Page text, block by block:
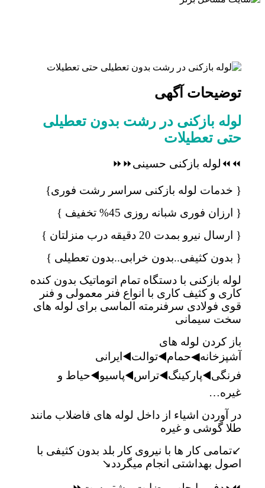
توضیحات آگهی
لوله بازکنی در رشت بدون تعطیلی
حتی تعطیلات
⏪⏪لوله بازکنی حسینی⏩⏩
{ خدمات لوله بازکنی سراسر رشت فوری}
{ ارزان فوری شبانه روزی 45% تخفیف }
{ ارسال نیرو بمدت 20 دقیقه درب منزلتان }
{ بدون کثیفی..بدون خرابی..بدون تعطیلی }
لوله بازکنی با دستگاه تمام اتوماتیک بدون کنده
کاری و کثیف کاری با انواع فنر معمولی و فنر
قوی فولادی سرفنرمته الماسی برای لوله های
سخت سیمانی
باز کردن لوله های
آشپزخانه◀حمام️◀️توالت◀️ایرانی
فرنگی◀️پارکینگ◀️تراس◀️پاسیو◀️حیاط و
غیره…
در آوردن اشیاء از داخل لوله های فاضلاب مانند
طلا گوشی و غیره
↙️تمامی کار ها با نیروی کار بلد بدون کثیفی با
اصول بهداشتی انجام میگردد↘️